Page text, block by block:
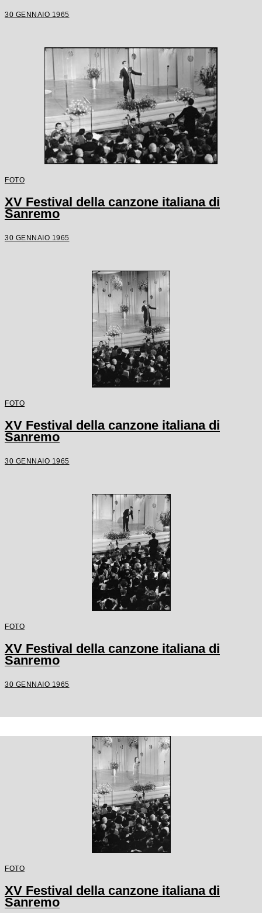
30 GENNAIO 1965
FOTO
XV Festival della canzone italiana di
Sanremo
30 GENNAIO 1965
FOTO
XV Festival della canzone italiana di
Sanremo
30 GENNAIO 1965
FOTO
XV Festival della canzone italiana di
Sanremo
30 GENNAIO 1965
FOTO
XV Festival della canzone italiana di
Sanremo